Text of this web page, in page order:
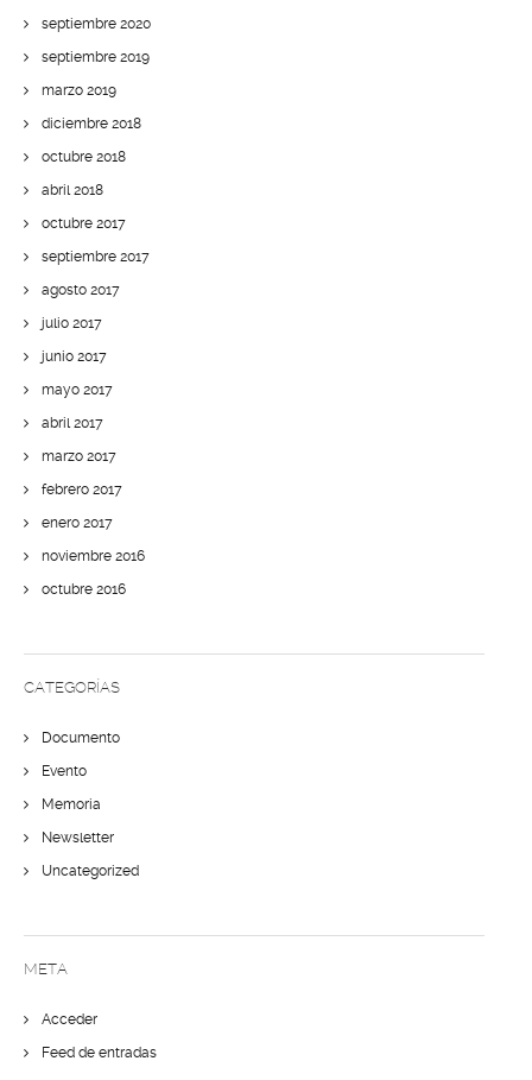
septiembre 2020
septiembre 2019
marzo 2019
diciembre 2018
octubre 2018
abril 2018
octubre 2017
septiembre 2017
agosto 2017
julio 2017
junio 2017
mayo 2017
abril 2017
marzo 2017
febrero 2017
enero 2017
noviembre 2016
octubre 2016
CATEGORÍAS
Documento
Evento
Memoria
Newsletter
Uncategorized
META
Acceder
Feed de entradas